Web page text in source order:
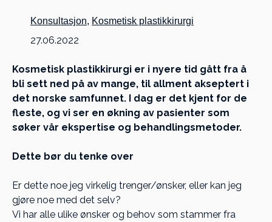
Konsultasjon, Kosmetisk plastikkirurgi
27.06.2022
Kosmetisk plastikkirurgi er i nyere tid gått fra å
bli sett ned på av mange, til allment akseptert i
det norske samfunnet. I dag er det kjent for de
fleste, og vi ser en økning av pasienter som
søker vår ekspertise og behandlingsmetoder.
Dette bør du tenke over
Er dette noe jeg virkelig trenger/ønsker, eller kan jeg
gjøre noe med det selv?
Vi har alle ulike ønsker og behov som stammer fra